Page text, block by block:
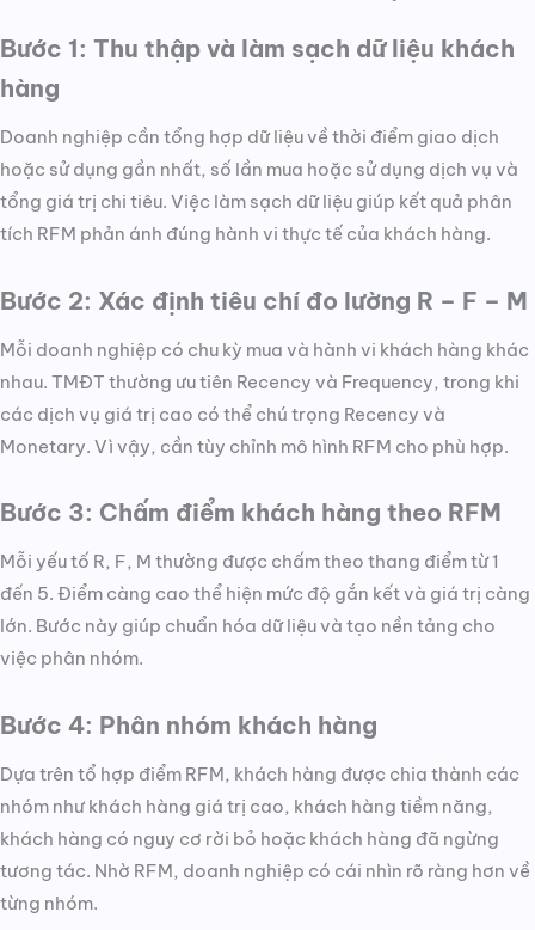
Bước 1: Thu thập và làm sạch dữ liệu khách
hàng
Doanh nghiệp cần tổng hợp dữ liệu về thời điểm giao dịch
hoặc sử dụng gần nhất, số lần mua hoặc sử dụng dịch vụ và
tổng giá trị chi tiêu. Việc làm sạch dữ liệu giúp kết quả phân
tích RFM phản ánh đúng hành vi thực tế của khách hàng.
Bước 2: Xác định tiêu chí đo lường R – F – M
Mỗi doanh nghiệp có chu kỳ mua và hành vi khách hàng khác
nhau. TMĐT thường ưu tiên Recency và Frequency, trong khi
các dịch vụ giá trị cao có thể chú trọng Recency và
Monetary. Vì vậy, cần tùy chỉnh mô hình RFM cho phù hợp.
Bước 3: Chấm điểm khách hàng theo RFM
Mỗi yếu tố R, F, M thường được chấm theo thang điểm từ 1
đến 5. Điểm càng cao thể hiện mức độ gắn kết và giá trị càng
lớn. Bước này giúp chuẩn hóa dữ liệu và tạo nền tảng cho
việc phân nhóm.
Bước 4: Phân nhóm khách hàng
Dựa trên tổ hợp điểm RFM, khách hàng được chia thành các
nhóm như khách hàng giá trị cao, khách hàng tiềm năng,
khách hàng có nguy cơ rời bỏ hoặc khách hàng đã ngừng
tương tác. Nhờ RFM, doanh nghiệp có cái nhìn rõ ràng hơn về
từng nhóm.